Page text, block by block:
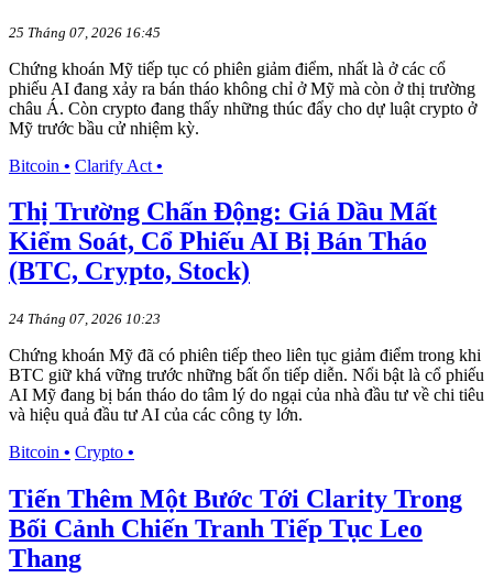
25 Tháng 07, 2026 16:45
Chứng khoán Mỹ tiếp tục có phiên giảm điểm, nhất là ở các cổ
phiếu AI đang xảy ra bán tháo không chỉ ở Mỹ mà còn ở thị trường
châu Á. Còn crypto đang thấy những thúc đẩy cho dự luật crypto ở
Mỹ trước bầu cử nhiệm kỳ.
Bitcoin • Clarify Act •
Thị Trường Chấn Động: Giá Dầu Mất
Kiểm Soát, Cổ Phiếu AI Bị Bán Tháo
(BTC, Crypto, Stock)
24 Tháng 07, 2026 10:23
Chứng khoán Mỹ đã có phiên tiếp theo liên tục giảm điểm trong khi
BTC giữ khá vững trước những bất ổn tiếp diễn. Nổi bật là cổ phiếu
AI Mỹ đang bị bán tháo do tâm lý do ngại của nhà đầu tư về chi tiêu
và hiệu quả đầu tư AI của các công ty lớn.
Bitcoin • Crypto •
Tiến Thêm Một Bước Tới Clarity Trong
Bối Cảnh Chiến Tranh Tiếp Tục Leo
Thang